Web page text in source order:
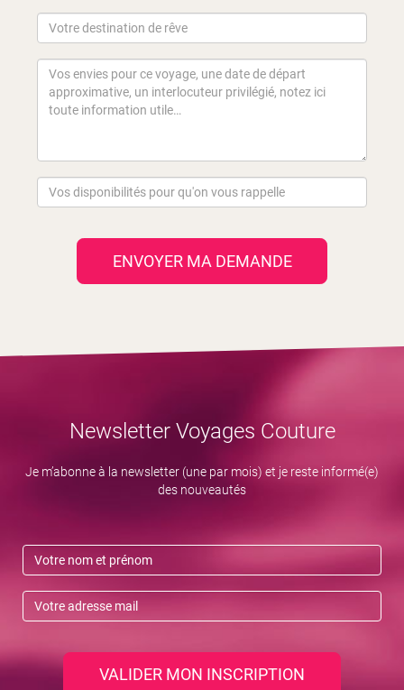
ENVOYER MA DEMANDE
Newsletter Voyages Couture
Je m’abonne à la newsletter (une par mois) et je reste informé(e)
des nouveautés
VALIDER MON INSCRIPTION